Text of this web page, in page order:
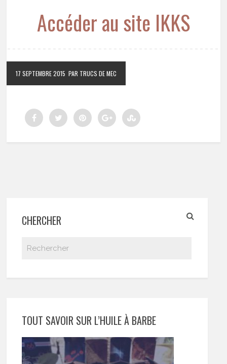
Accéder au site IKKS
17 SEPTEMBRE 2015 PAR TRUCS DE MEC
CHERCHER
TOUT SAVOIR SUR L’HUILE À BARBE